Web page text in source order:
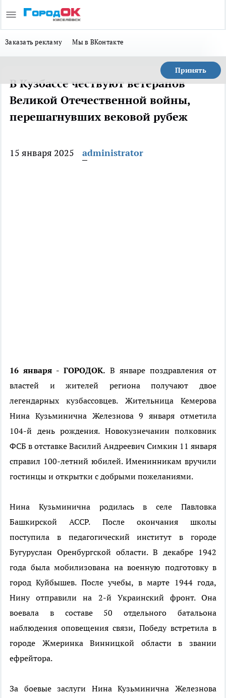
Заказать рекламу Мы в ВКонтакте
Принять
В Кузбассе чествуют ветеранов
Великой Отечественной войны,
перешагнувших вековой рубеж
15 января 2025 administrator
16 января - ГОРОДОК. В январе поздравления от
властей и жителей региона получают двое
легендарных кузбассовцев. Жительница Кемерова
Нина Кузьминична Железнова 9 января отметила
104-й день рождения. Новокузнечанин полковник
ФСБ в отставке Василий Андреевич Симкин 11 января
справил 100-летний юбилей. Именинникам вручили
гостинцы и открытки с добрыми пожеланиями.
Нина Кузьминична родилась в селе Павловка
Башкирской АССР. После окончания школы
поступила в педагогический институт в городе
Бугуруслан Оренбургской области. В декабре 1942
года была мобилизована на военную подготовку в
город Куйбышев. После учебы, в марте 1944 года,
Нину отправили на 2-й Украинский фронт. Она
воевала в составе 50 отдельного батальона
наблюдения оповещения связи, Победу встретила в
городе Жмеринка Винницкой области в звании
ефрейтора.
За боевые заслуги Нина Кузьминична Железнова